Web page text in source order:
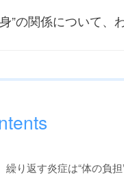
”の関係について、
繰り返す炎症は“体の負担